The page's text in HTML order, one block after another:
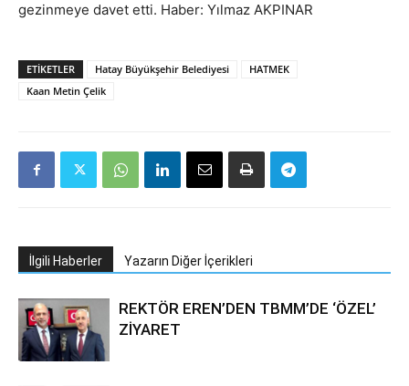
gezinmeye davet etti. Haber: Yılmaz AKPINAR
ETIKETLER Hatay Büyükşehir Belediyesi
HATMEK
Kaan Metin Çelik
İlgili Haberler Yazarın Diğer İçerikleri
REKTÖR EREN’DEN TBMM’DE ‘ÖZEL’
ZİYARET